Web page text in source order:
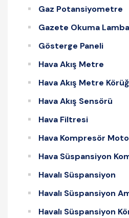
Gaz Potansiyometre
Gazete Okuma
Gösterge Paneli
Hava Akış Metre
Hava Akış Metre
Hava Akış Sensörü
Hava Filtresi
Hava Kompresör
Hava Süspansiyon
Havalı Süspansiyon
Havalı Süspansiyon
Havalı Süspansiyon